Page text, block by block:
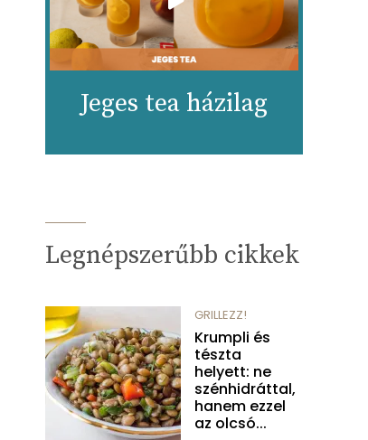
Jeges tea házilag
Legnépszerűbb cikkek
GRILLEZZ!
Krumpli és
tészta
helyett: ne
szénhidráttal,
hanem ezzel
az olcsó...